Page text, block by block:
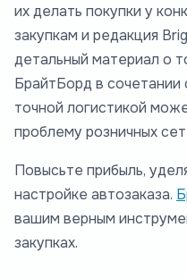
их делать покупки у
закупкам и редакция
детальный материал о
БрайтБорд в сочетании
точной логистикой
проблему розничных
Повысьте прибыль,
настройке автозаказа.
вашим верным
закупках.